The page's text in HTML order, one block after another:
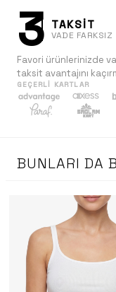
3 TAKSİT
VADE FARKSIZ
Favori ürünlerinizde
taksit avantajını
GEÇERLI KARTLAR
BUNLARI DA